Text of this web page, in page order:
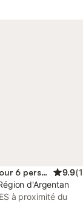
Chambre d’hôte pour 6 personnes 9.9(
d'Argentan
à proximité du